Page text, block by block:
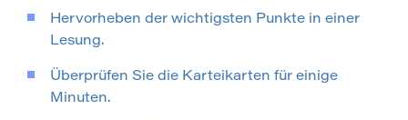
Hervorheben der wichtigsten Punkte in einer
Lesung.
Überprüfen Sie die Karteikarten für einige
Minuten.